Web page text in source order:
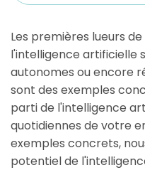
Les premières lueurs
l'intelligence artificielle
autonomes ou encore
sont des exemples
parti de l'intelligence
quotidiennes de votre
exemples concrets,
potentiel de